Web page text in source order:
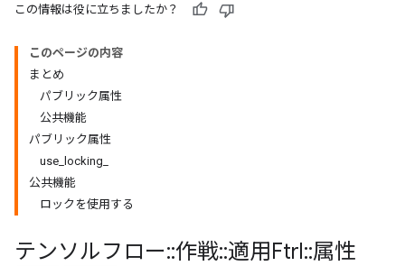
この情報は役に立ちましたか？
このページの内容
まとめ
パブリック属性
公共機能
パブリック属性
use_locking_
公共機能
ロックを使用する
テンソルフロー::作戦::適用Ftrl::属性